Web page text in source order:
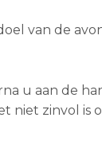
van de
u aan de
niet zinvol is